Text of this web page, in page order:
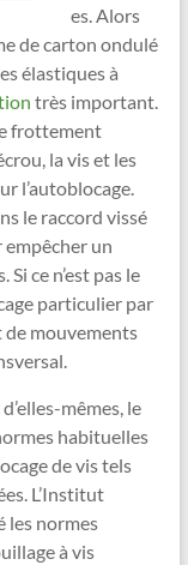
es. Alors
de carton ondulé
élastiques à
très important.
frottement
la vis et les
l’autoblocage.
le raccord vissé
un
ce n’est pas le
particulier par
de mouvements
mêmes, le
habituelles
de vis tels
L’Institut
les normes
à vis